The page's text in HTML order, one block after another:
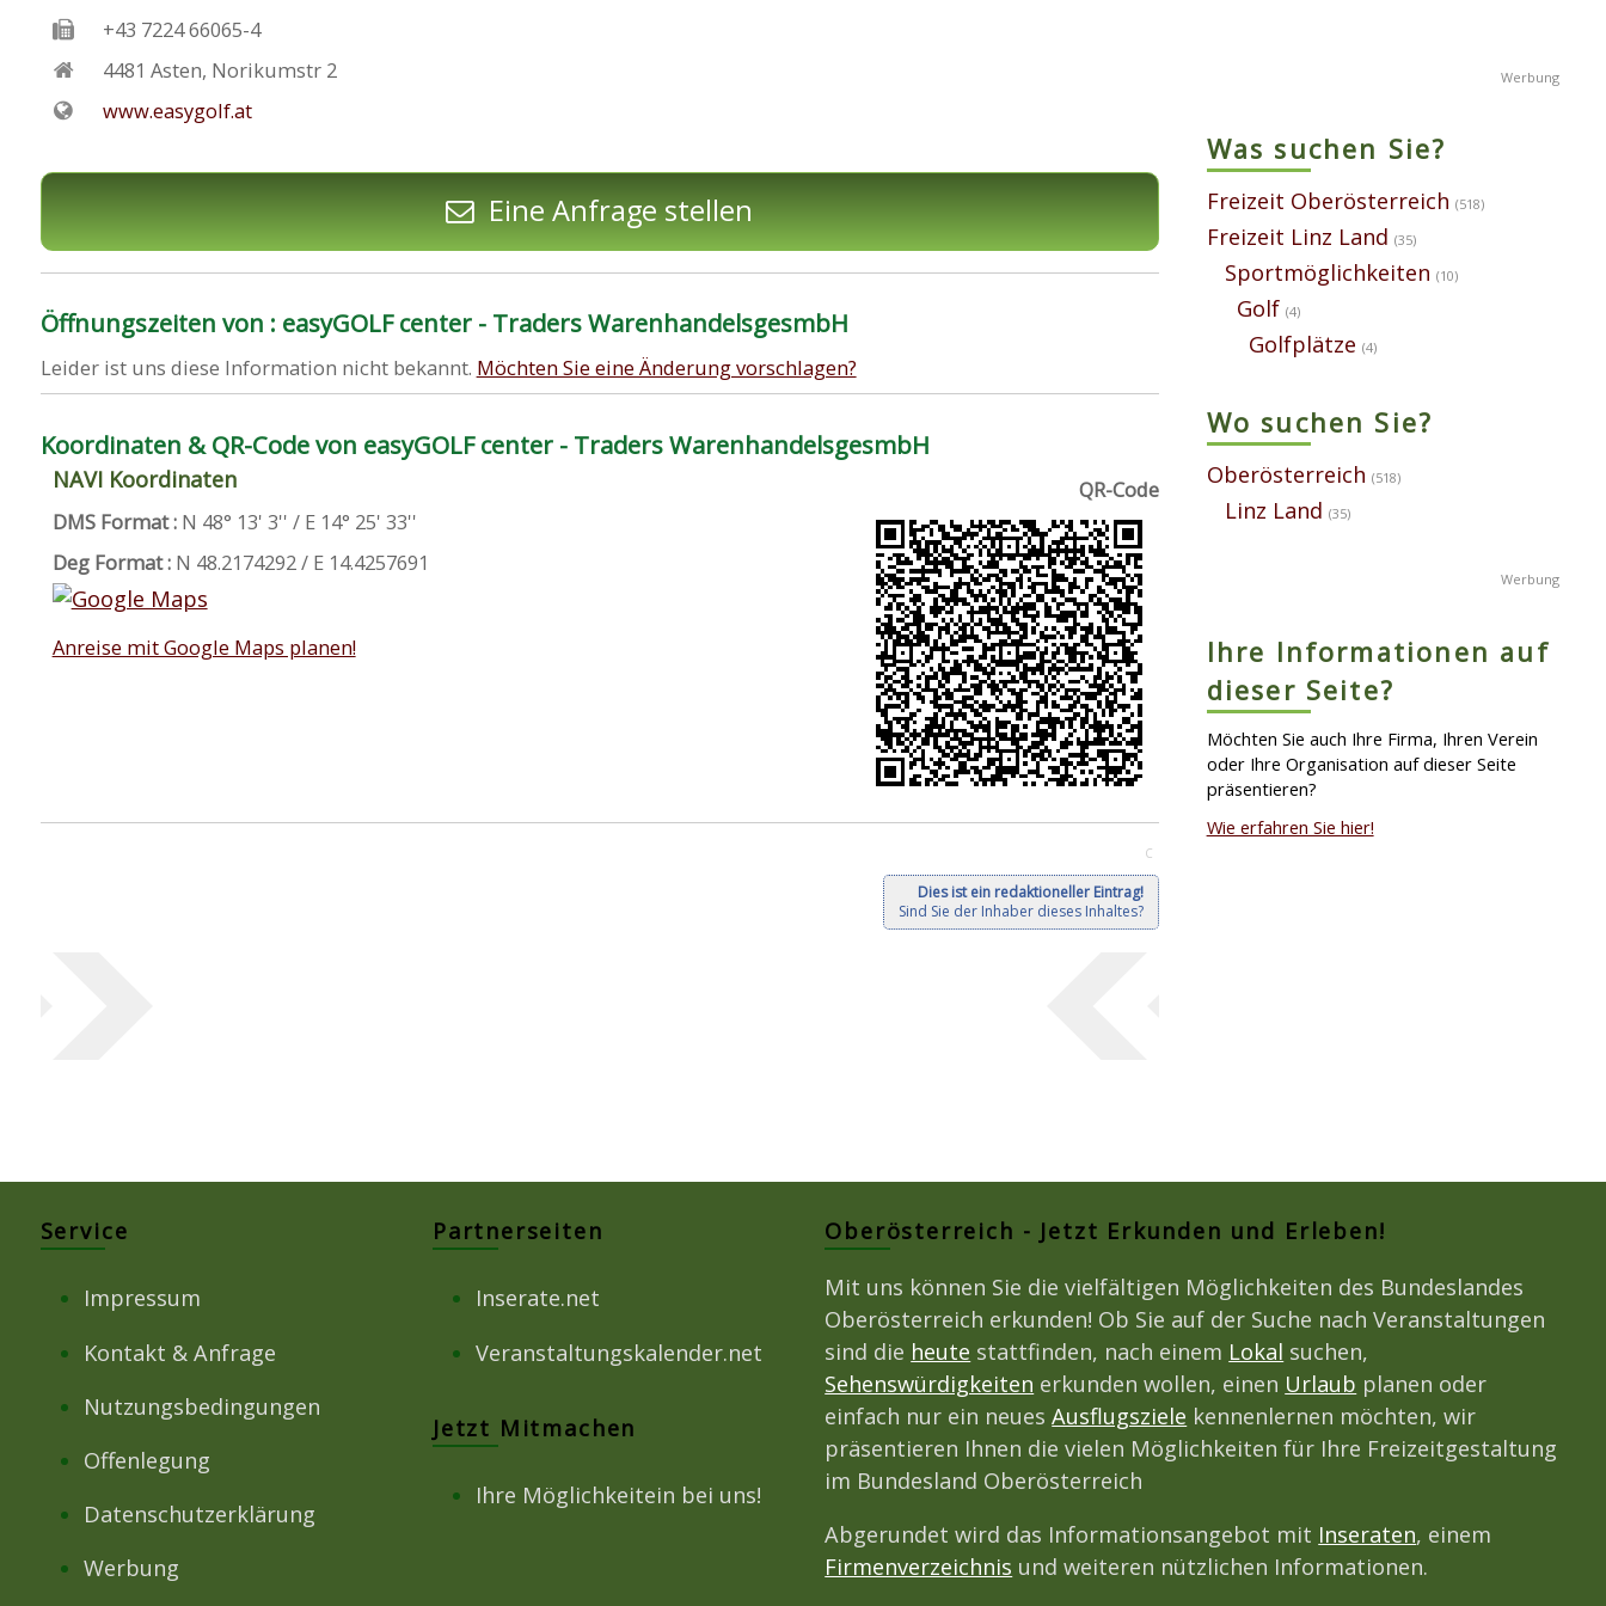
+43 7224 66065-4
4481 Asten, Norikumstr 2
www.easygolf.at
Eine Anfrage stellen
Öffnungszeiten von : easyGOLF center - Traders WarenhandelsgesmbH
Leider ist uns diese Information nicht bekannt. Möchten Sie eine Änderung vorschlagen?
Koordinaten & QR-Code von easyGOLF center - Traders WarenhandelsgesmbH
NAVI Koordinaten
DMS Format : N 48° 13' 3'' / E 14° 25' 33''
Deg Format : N 48.2174292/ E 14.4257691
Anreise mit Google Maps planen!
QR-Code
C
Dies ist ein redaktioneller Eintrag!
Sind Sie der Inhaber dieses Inhaltes?
Was suchen Sie?
Freizeit Oberösterreich (518)
Freizeit Linz Land (35)
Sportmöglichkeiten (10)
Golf (4)
Golfplätze (4)
Wo suchen Sie?
Oberösterreich (518)
Linz Land (35)
Ihre Informationen auf
dieser Seite?
Möchten Sie auch Ihre Firma, Ihren Verein
oder Ihre Organisation auf dieser Seite
präsentieren?
Wie erfahren Sie hier!
Service
Impressum
Kontakt & Anfrage
Nutzungsbedingungen
Offenlegung
Datenschutzerklärung
Werbung
Partnerseiten
Inserate.net
Veranstaltungskalender.net
Jetzt Mitmachen
Ihre Möglichkeitein bei uns!
Oberösterreich - Jetzt Erkunden und Erleben!
Mit uns können Sie die vielfältigen Möglichkeiten des Bundeslandes
Oberösterreich erkunden! Ob Sie auf der Suche nach Veranstaltungen
sind die heute stattfinden, nach einem Lokal suchen,
Sehenswürdigkeiten erkunden wollen, einen Urlaub planen oder
einfach nur ein neuesAusflugsziele kennenlernen möchten, wir
präsentieren Ihnen die vielen Möglichkeiten für Ihre Freizeitgestaltung
im Bundesland Oberösterreich
Abgerundet wird das Informationsangebot mit Inseraten, einem
Firmenverzeichnis und weiteren nützlichen Informationen.